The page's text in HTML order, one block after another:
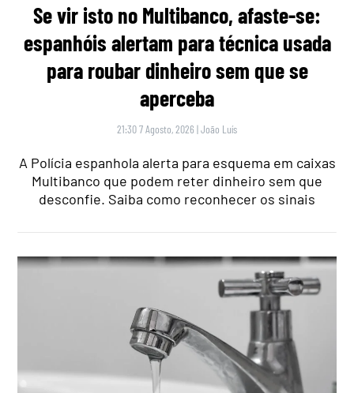
Se vir isto no Multibanco, afaste-se:
espanhóis alertam para técnica usada
para roubar dinheiro sem que se
aperceba
21:30 7 Agosto, 2026 |João Luís
A Polícia espanhola alerta para esquema em caixas
Multibanco que podem reter dinheiro sem que
desconfie. Saiba como reconhecer os sinais